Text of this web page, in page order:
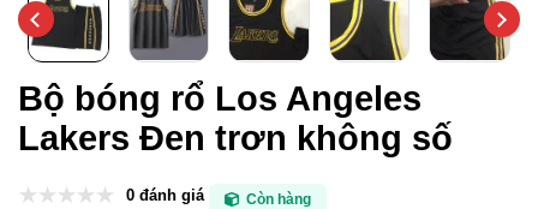
Bộ bóng rổ Los Angeles
Lakers Đen trơn không số
0 đánh giá Còn hàng